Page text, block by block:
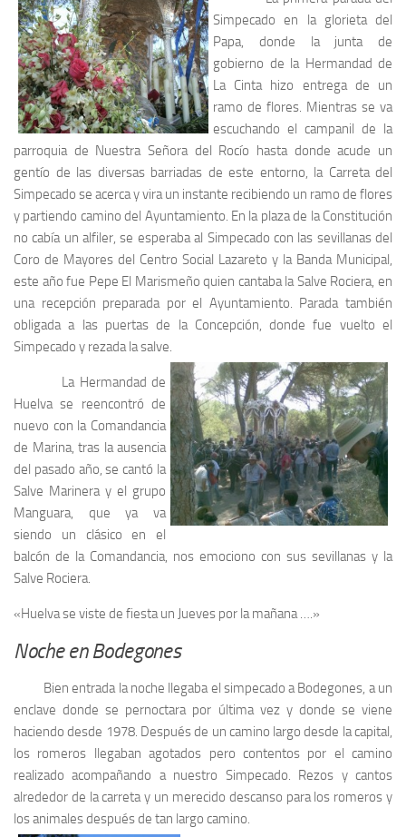
Simpecado en la glorieta del
Papa, donde la junta de
gobierno de la Hermandad de
La Cinta hizo entrega de un
ramo de flores. Mientras se va
escuchando el campanil de la
parroquia de Nuestra Señora del Rocío hasta donde acude un
gentío de las diversas barriadas de este entorno, la Carreta del
Simpecado se acerca y vira un instante recibiendo un ramo de flores
y partiendo camino del Ayuntamiento. En la plaza de la Constitución
no cabía un alfiler, se esperaba al Simpecado con las sevillanas del
Coro de Mayores del Centro Social Lazareto y la Banda Municipal,
este año fue Pepe El Marismeño quien cantaba la Salve Rociera, en
una recepción preparada por el Ayuntamiento. Parada también
obligada a las puertas de la Concepción, donde fue vuelto el
Simpecado y rezada la salve.
La Hermandad de
Huelva se reencontró de
nuevo con la Comandancia
de Marina, tras la ausencia
del pasado año, se cantó la
Salve Marinera y el grupo
Manguara, que ya va
siendo un clásico en el
balcón de la Comandancia, nos emociono con sus sevillanas y la
Salve Rociera.
«Huelva se viste de fiesta un Jueves por la mañana ….»
Noche en Bodegones
Bien entrada la noche llegaba el simpecado a Bodegones, a un
enclave donde se pernoctara por última vez y donde se viene
haciendo desde 1978. Después de un camino largo desde la capital,
los romeros llegaban agotados pero contentos por el camino
realizado acompañando a nuestro Simpecado. Rezos y cantos
alrededor de la carreta y un merecido descanso para los romeros y
los animales después de tan largo camino.